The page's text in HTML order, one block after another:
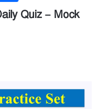
Quiz – Mock